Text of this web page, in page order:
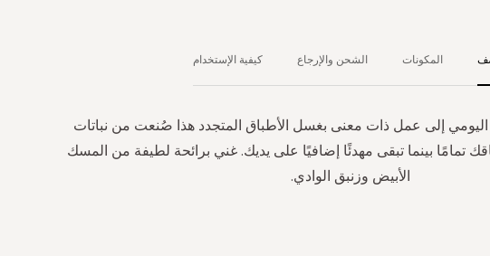
إلى عمل ذات معنى بغسل الأطباق المتجدد هذا صُنعت من نباتات
تمامًا بينما تبقى مهدئًا إضافيًا على يديك. غني برائحة لطيفة من المسك
الأبيض وزنبق الوادي.
المكونات الشحن والإرجاع كيفية الإستخدام